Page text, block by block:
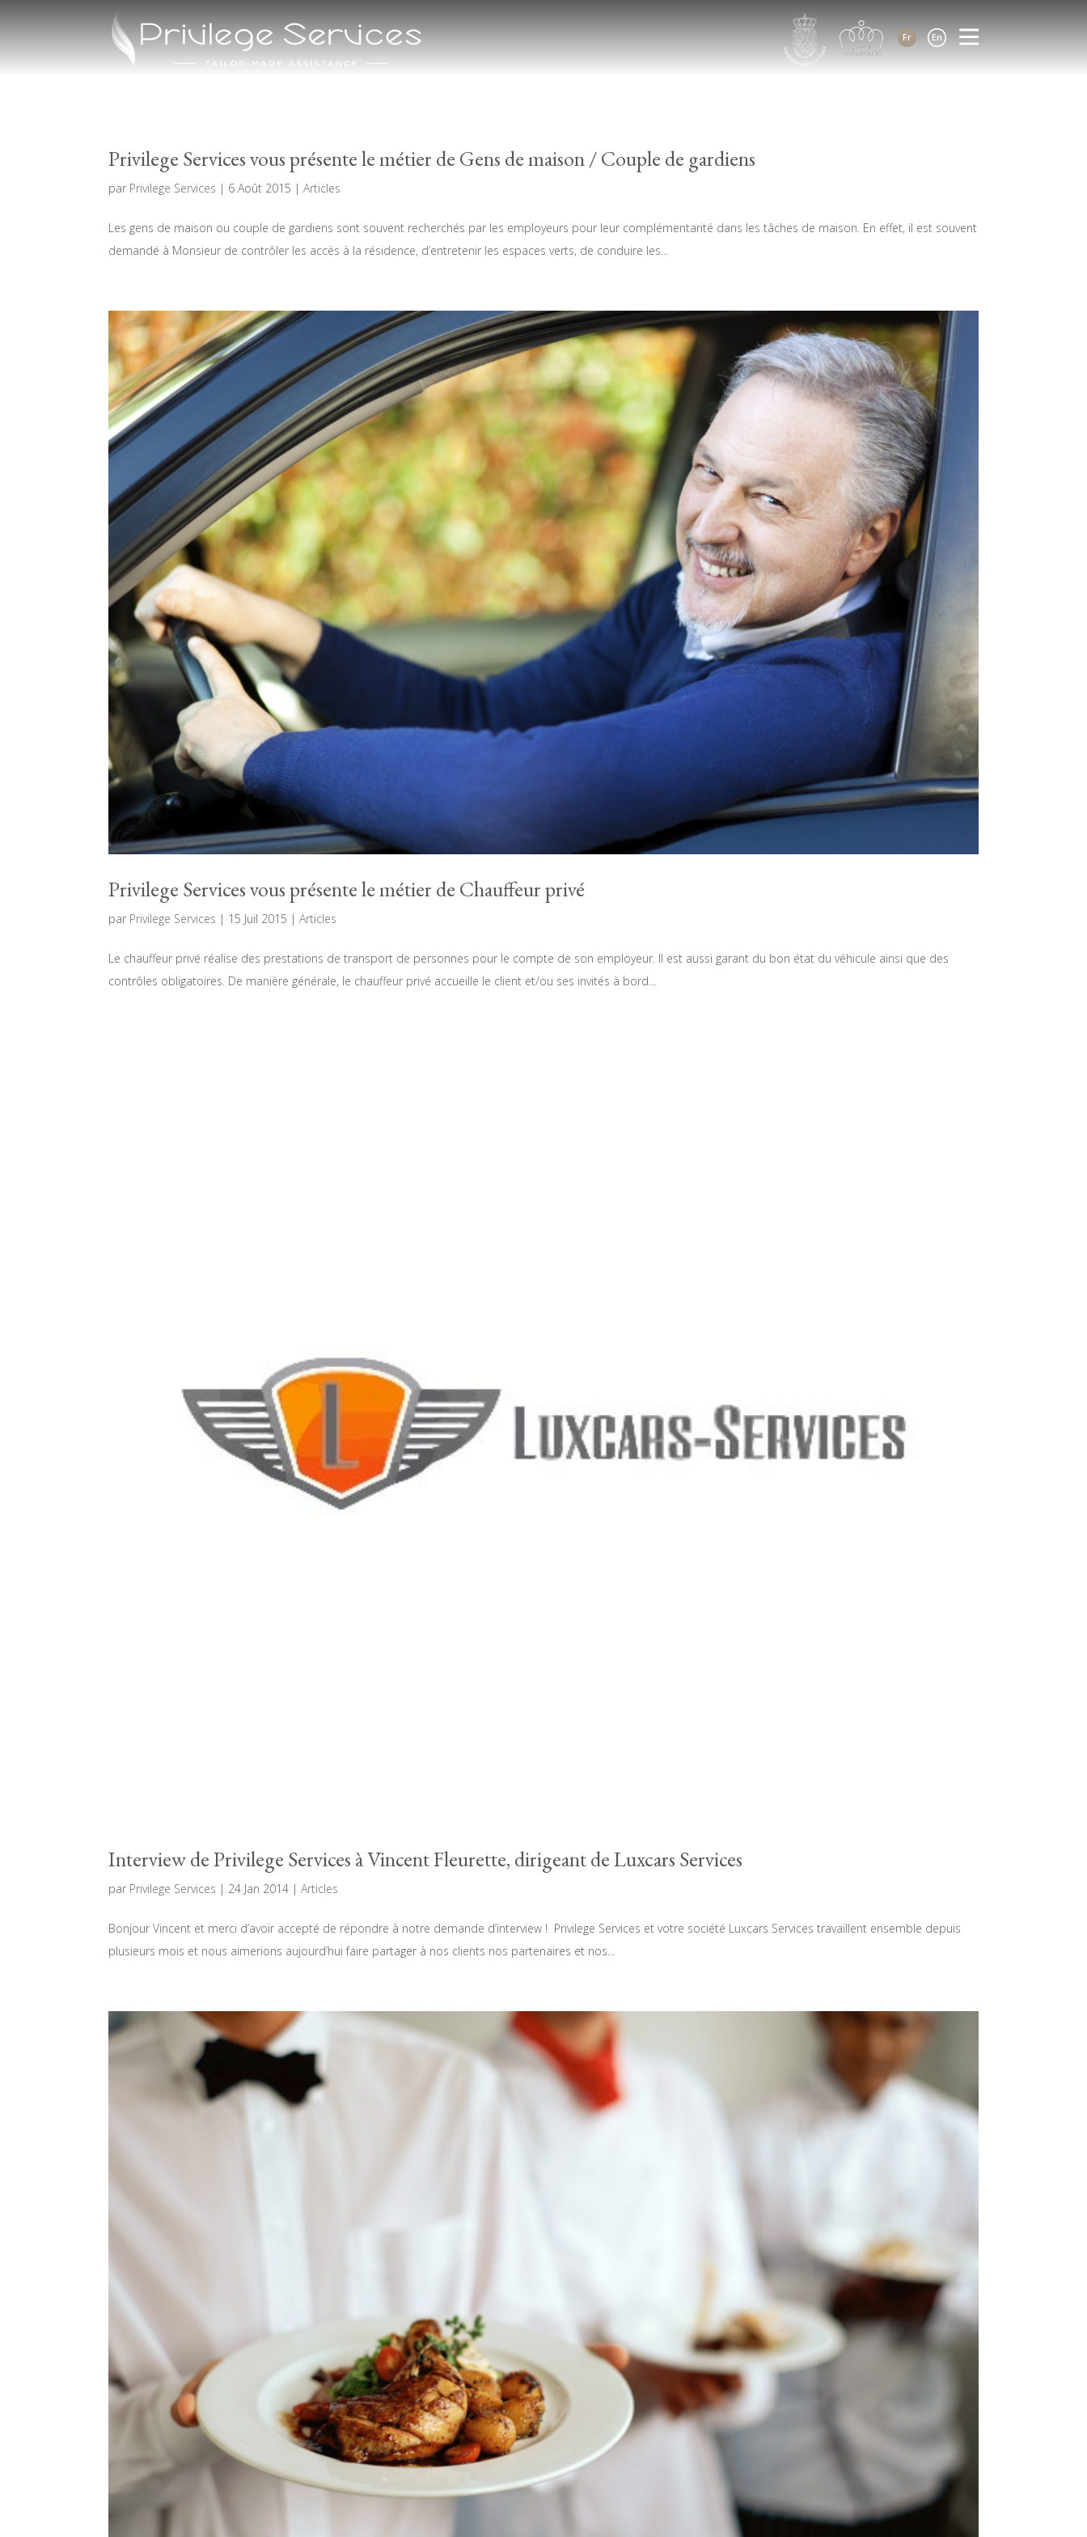
Fr En
Privilege Services vous présente le métier de Gens de maison / Couple de gardiens
par Privilege Services | 6 Août 2015 |Articles
Les gens de maison ou couple de gardiens sont souvent recherchés par les employeurs pour leur complémentarité dans les tâches de maison. En effet, il est souvent
demandé à Monsieur de contrôler les accès à la résidence, d’entretenir les espaces verts, de conduire les...
Privilege Services vous présente le métier de Chauffeur privé
par Privilege Services | 15 Juil 2015 |Articles
Le chauffeur privé réalise des prestations de transport de personnes pour le compte de son employeur. Il est aussi garant du bon état du véhicule ainsi que des
contrôles obligatoires. De manière générale, le chauffeur privé accueille le client et/ou ses invités à bord...
Interview de Privilege Services à Vincent Fleurette, dirigeant de Luxcars Services
par Privilege Services | 24 Jan 2014 |Articles
Bonjour Vincent et merci d’avoir accepté de répondre à notre demande d’interview ! Privilege Services et votre société Luxcars Services travaillent ensemble depuis
plusieurs mois et nous aimerions aujourd’hui faire partager à nos clients nos partenaires et nos...